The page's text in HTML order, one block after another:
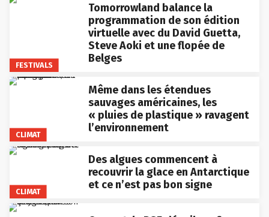
FESTIVALS
Tomorrowland balance la
programmation de son édition
virtuelle avec du David Guetta,
Steve Aoki et une flopée de
Belges
CLIMAT
Même dans les étendues
sauvages américaines, les
« pluies de plastique » ravagent
l’environnement
CLIMAT
Des algues commencent à
recouvrir la glace en Antarctique
et ce n’est pas bon signe